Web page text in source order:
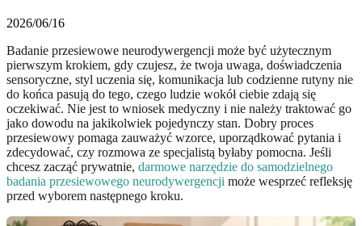
2026/06/16
Badanie przesiewowe neurodywergencji może być użytecznym
pierwszym krokiem, gdy czujesz, że twoja uwaga, doświadczenia
sensoryczne, styl uczenia się, komunikacja lub codzienne rutyny nie
do końca pasują do tego, czego ludzie wokół ciebie zdają się
oczekiwać. Nie jest to wniosek medyczny i nie należy traktować go
jako dowodu na jakikolwiek pojedynczy stan. Dobry proces
przesiewowy pomaga zauważyć wzorce, uporządkować pytania i
zdecydować, czy rozmowa ze specjalistą byłaby pomocna. Jeśli
chcesz zacząć prywatnie, darmowe narzędzie do samodzielnego
badania przesiewowego neurodywergencji może wesprzeć refleksję
przed wyborem następnego kroku.